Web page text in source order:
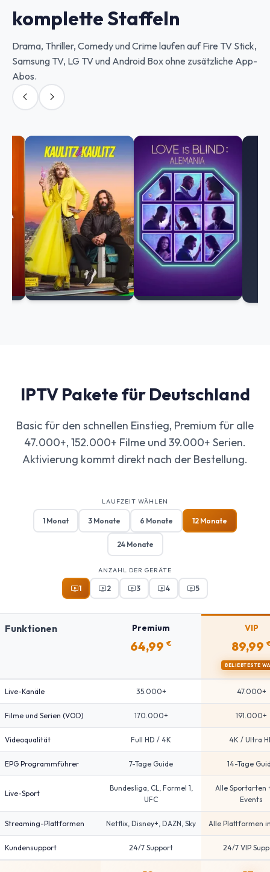
komplette Staffeln
Drama, Thriller, Comedy und Crime laufen auf Fire TV Stick,
Samsung TV, LG TV und Android Box ohne zusätzliche App-
Abos.
IPTV Pakete für Deutschland
Basic für den schnellen Einstieg, Premium für alle
47.000+, 152.000+ Filme und 39.000+ Serien.
Aktivierung kommt direkt nach der Bestellung.
LAUFZEIT WÄHLEN
1 Monat 3 Monate 6 Monate 12 Monate
24 Monate
ANZAHL DER GERÄTE
1 2 3 4 5
Funktionen Premium
64,99 €
VIP
89,99
BELIEBTESTE
Live-Kanäle 35.000+ 47.000+
Filme und Serien (VOD) 170.000+ 191.000+
Videoqualität Full HD / 4K 4K / Ultra
EPG Programmführer 7-Tage Guide 14-Tage
Live-Sport
Bundesliga, CL, Formel 1,
UFC
Alle Sportarten
Events
Streaming-Plattformen Netflix, Disney+, DAZN, Sky Alle Plattformen
Kundensupport 24/7 Support 24/7 VIP